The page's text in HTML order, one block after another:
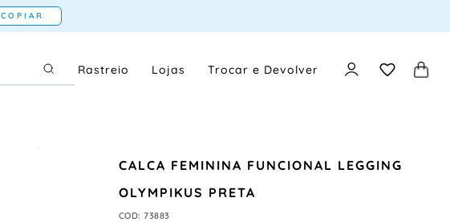
COPIAR
Rastreio Lojas Trocar e Devolver
CALCA FEMININA FUNCIONAL LEGGING
OLYMPIKUS PRETA
COD:73883